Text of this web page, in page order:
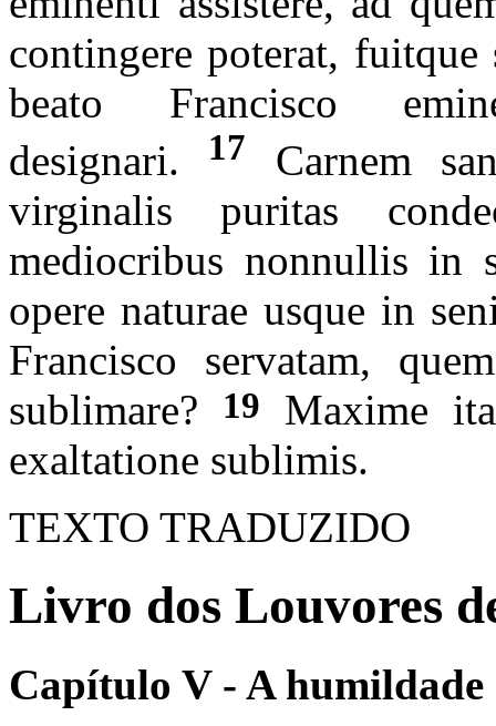
contingere poterat,
beato Francisco
designari.
17
Carnem
virginalis puritas
mediocribus nonnullis in
opere naturae usque in
Francisco servatam,
sublimare?
19
Maxime
exaltatione sublimis.
TEXTO TRADUZIDO
Livro dos Louvores
Capítulo V - A humildade